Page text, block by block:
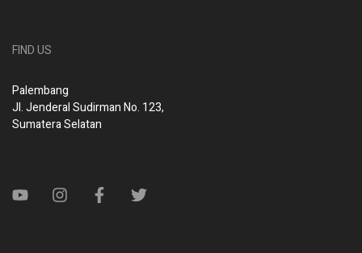
FIND US
Palembang
Jl. Jenderal Sudirman No. 123,
Sumatera Selatan